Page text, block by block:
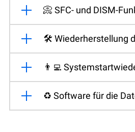
📀 SFC- und DISM-
🛠️ Wiederherstellung
👨‍💻
♻️ Software für die